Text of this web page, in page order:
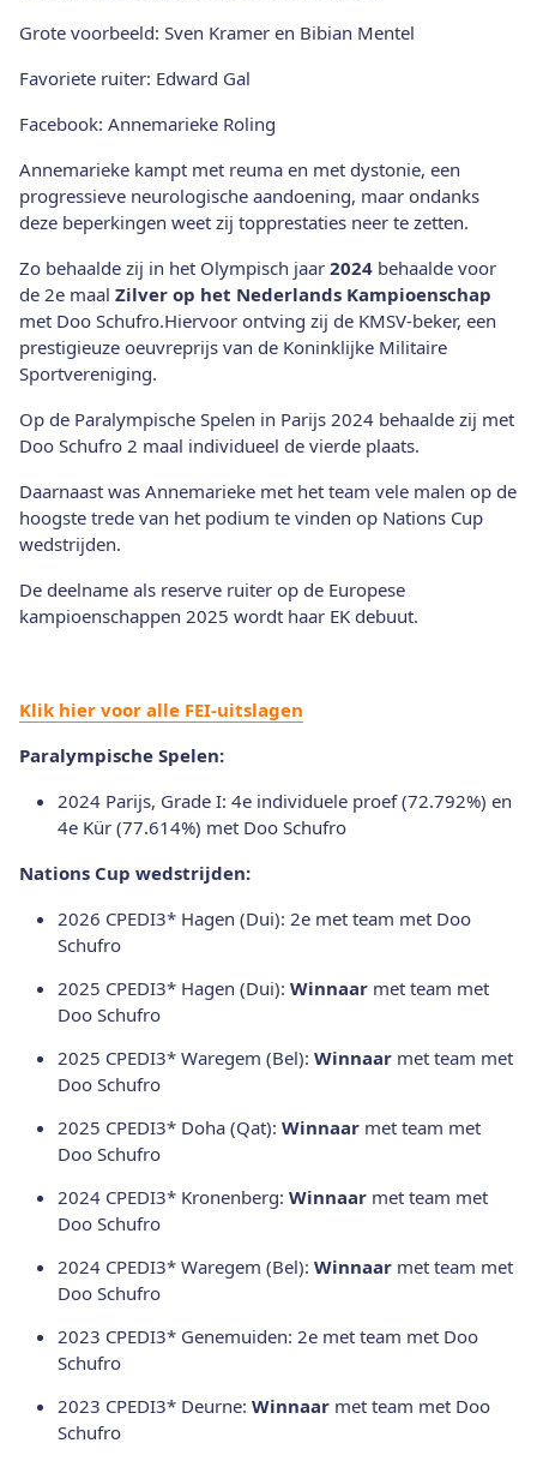
Grote voorbeeld: Sven Kramer en Bibian Mentel
Favoriete ruiter: Edward Gal
Facebook: Annemarieke Roling
Annemarieke kampt met reuma en met dystonie, een
progressieve neurologische aandoening, maar ondanks
deze beperkingen weet zij topprestaties neer te zetten.
Zo behaalde zij in het Olympisch jaar 2024 behaalde voor
de 2e maal Zilver op het Nederlands Kampioenschap
met Doo Schufro.Hiervoor ontving zij de KMSV-beker, een
prestigieuze oeuvreprijs van de Koninklijke Militaire
Sportvereniging.
Op de Paralympische Spelen in Parijs 2024 behaalde zij met
Doo Schufro 2 maal individueel de vierde plaats.
Daarnaast was Annemarieke met het team vele malen op de
hoogste trede van het podium te vinden op Nations Cup
wedstrijden.
De deelname als reserve ruiter op de Europese
kampioenschappen 2025 wordt haar EK debuut.
Klik hier voor alle FEI-uitslagen
Paralympische Spelen:
2024 Parijs, Grade I: 4e individuele proef (72.792%) en
4e Kür (77.614%) met Doo Schufro
Nations Cup wedstrijden:
2026 CPEDI3* Hagen (Dui): 2e met team met Doo
Schufro
2025 CPEDI3* Hagen (Dui): Winnaar met team met
Doo Schufro
2025 CPEDI3* Waregem (Bel): Winnaar met team met
Doo Schufro
2025 CPEDI3* Doha (Qat): Winnaar met team met
Doo Schufro
2024 CPEDI3* Kronenberg: Winnaar met team met
Doo Schufro
2024 CPEDI3* Waregem (Bel): Winnaar met team met
Doo Schufro
2023 CPEDI3* Genemuiden: 2e met team met Doo
Schufro
2023 CPEDI3* Deurne: Winnaar met team met Doo
Schufro